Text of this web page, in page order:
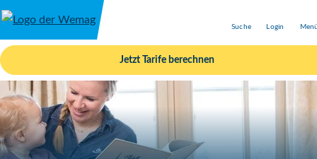
Direkt zum Inhalt
Suche Login
Jetzt Tarife berechnen